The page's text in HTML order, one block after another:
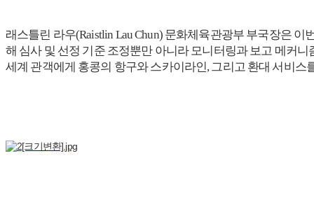
래스틀린 라우(Raistlin Lau Chun) 문화체육관광부 부국장은
해 심사 및 선정 기준 조정뿐만 아니라 모니터링과 보고 메커
세계 관객에게 홍콩의 항구와 스카이라인, 그리고 환대 서비스